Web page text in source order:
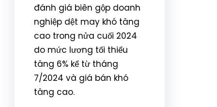
đánh giá biên gộp doanh
nghiệp dệt may khó tăng
cao trong nửa cuối 2024
do mức lương tối thiểu
tăng 6% kể từ tháng
7/2024 và giá bán khó
tăng cao.